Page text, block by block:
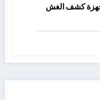
أجهزة كشف الغش